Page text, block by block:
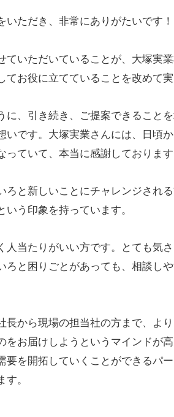
いただき、非常にありがたいです！
ていただいていることが、大塚実
てお役に立てていることを改めて実
に、引き続き、ご提案できること
いです。大塚実業さんには、日頃
っていて、本当に感謝しております
ろと新しいことにチャレンジされ
いう印象を持っています。
人当たりがいい方です。とても気
ろと困りごとがあっても、相談し
長から現場の担当社の方まで、よ
をお届けしようというマインドが
要を開拓していくことができるパ
。